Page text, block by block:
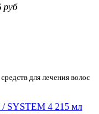
руб
для лечения волос